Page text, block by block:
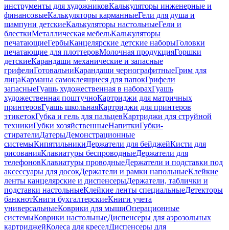
инструменты для художниковКалькуляторы инженерные и
финансовыеКалькуляторы карманныеГели для душа и
шампуни детскиеКалькуляторы настольныеГели и
блесткиМеталлическая мебельКалькуляторы
печатающиеГербыКанцелярские детские наборыГоловки
печатающие для плоттеровМолочная продукцияГоршки
детскиеКарандаши механические и запасные
грифелиГотовальниКарандаши чернографитныеГрим для
лицаКарманы самоклеящиеся для папокГрифели
запасныеГуашь художественная в наборахГуашь
художественная поштучноКартриджи для матричных
принтеровГуашь школьнаяКартриджи для принтеров
этикетокГубка и гель для пальцевКартриджи для струйной
техникиГубки хозяйственныеНапиткиГубки-
стирателиДатерыДемонстрационные
системыКипятильникиДержатели для бейджейКисти для
рисованияКлавиатуры беспроводныеДержатели для
телефоновКлавиатуры проводныеДержатели и подставки под
аксессуары для досокДержатели и рамки напольныеКлейкие
ленты канцелярские и диспенсерыДержатели, таблички и
подставки настольныеКлейкие ленты специальныеДетекторы
банкнотКниги бухгалтерскиеКниги учета
универсальныеКоврики для мышиОперационные
системыКоврики настольныеДиспенсеры для аэрозольных
картриджейКолеса для креселДиспенсеры для